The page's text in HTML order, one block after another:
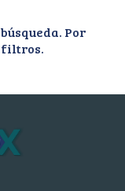
Por
filtros.